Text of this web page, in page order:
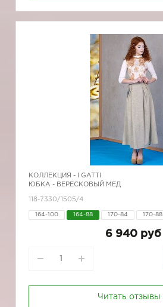
КОЛЛЕКЦИЯ -
I GATTI
ЮБКА - ВЕРЕСКОВЫЙ МЕД
118-7330/1505/4
164-100 164-88 170-84 170-88
6 940 руб
Читать отзывы